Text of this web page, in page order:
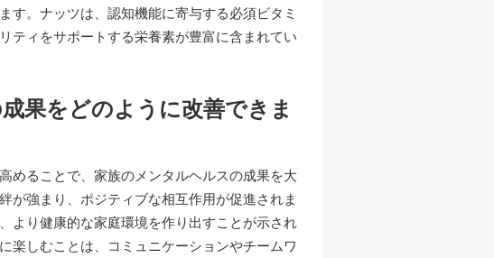
す。ナッツは、認知機能に寄与する必須ビタミ
ティをサポートする栄養素が豊富に含まれてい
果をどのように改善できま
めることで、家族のメンタルヘルスの成果を大
が強まり、ポジティブな相互作用が促進されま
より健康的な家庭環境を作り出すことが示され
楽しむことは、コミュニケーションやチームワ